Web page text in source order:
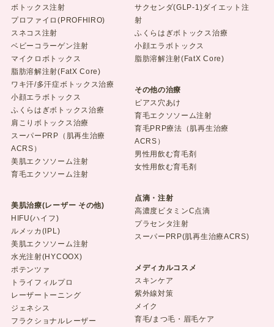
ボトックス注射
プロファイロ(PROFHIRO)
スネコス注射
ベビーコラーゲン注射
マイクロボトックス
脂肪溶解注射(FatX Core)
ワキ汗/多汗症ボトックス治療
小顔エラボトックス
ふくらはぎボトックス治療
肩こりボトックス治療
スーパーPRP（肌再生治療
ACRS）
美肌エクソソーム注射
育毛エクソソーム注射
美肌治療(レーザー その他)
HIFU(ハイフ)
ルメッカ(IPL)
美肌エクソソーム注射
水光注射(HYCOOX)
ポテンツァ
トライフィルプロ
レーザートーニング
ジェネシス
フラクショナルレーザー
サクセンダ(GLP-1)ダイエット注
射
ふくらはぎボトックス治療
小顔エラボトックス
脂肪溶解注射(FatX Core)
その他の治療
ピアス穴あけ
育毛エクソソーム注射
育毛PRP療法（肌再生治療
ACRS）
男性用飲む育毛剤
女性用飲む育毛剤
点滴・注射
高濃度ビタミンC点滴
プラセンタ注射
スーパーPRP(肌再生治療ACRS)
メディカルコスメ
スキンケア
紫外線対策
メイク
育毛/まつ毛・眉毛ケア